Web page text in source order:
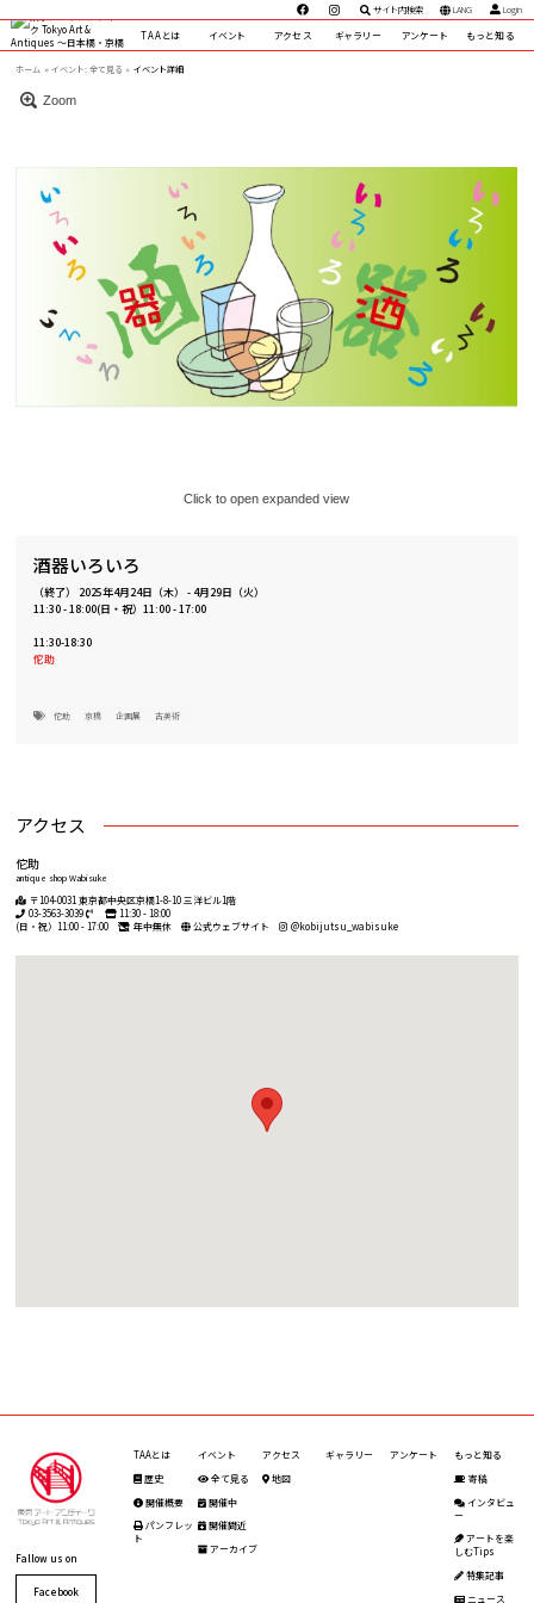
サイト内検索 LANG
Login
TAAとは
イベント アクセス ギャラリー アンケート もっと知る
ホーム イベント:全て見る » イベント詳細
Zoom
Click to open expanded view
酒器いろいろ
（終了） 2025年4月24日（木）- 4月29日（火）
11:30 - 18:00(日・祝）11:00 - 17:00
11:30-18:30
佗助
佗助 京橋 企画展 古美術
アクセス
佗助
antique shop Wabisuke
〒104-0031 東京都中央区京橋1-8-10 三洋ビル1階
03-3563-3039
11:30 - 18:00
(日・祝）11:00 - 17:00
年中無休 公式ウェブサイト @kobijutsu_wabisuke
Fallow us on
Facebook
TAAとは
歴史
開催概要
パンフレッ
ト
イベント
全て見る
開催中
開催間近
アーカイブ
アクセス
地図
ギャラリー アンケート
もっと知る
寄稿
インタビュ
ー
アートを楽
しむTips
特集記事
ニュース